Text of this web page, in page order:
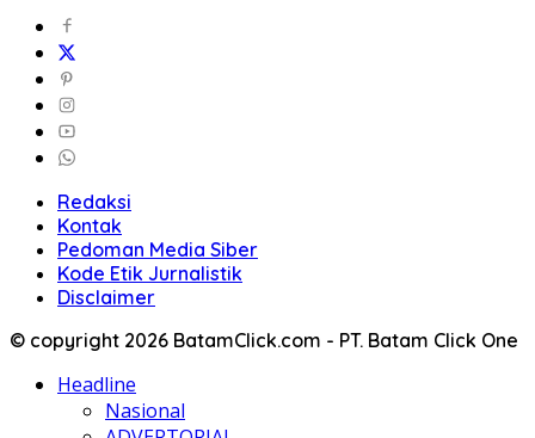
Redaksi
Kontak
Pedoman Media Siber
Kode Etik Jurnalistik
Disclaimer
© copyright 2026 BatamClick.com - PT. Batam Click One
Headline
Nasional